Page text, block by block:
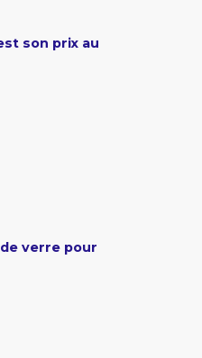
son prix au
verre pour